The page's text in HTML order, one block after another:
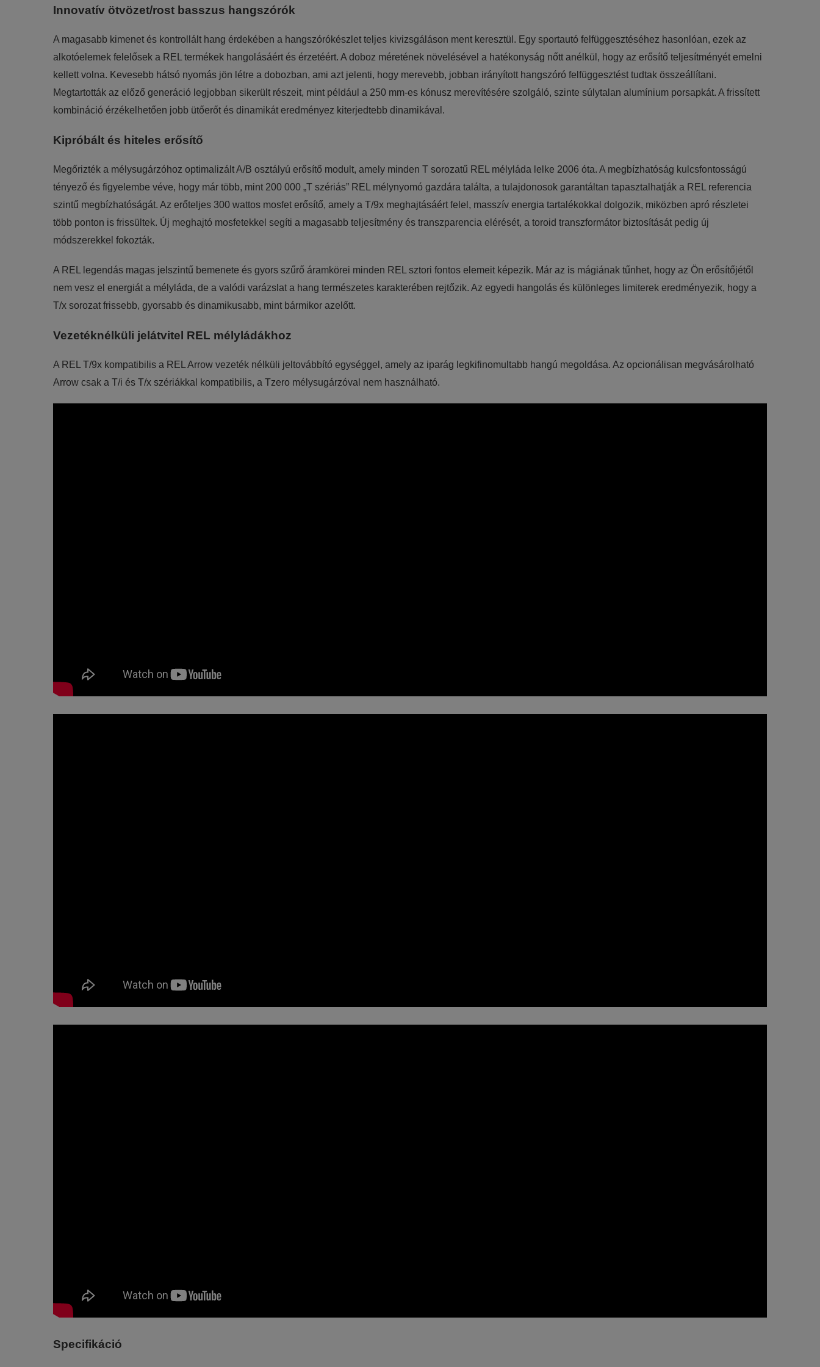
Innovatív ötvözet/rost basszus hangszórók
A magasabb kimenet és kontrollált hang érdekében a hangszórókészlet teljes kivizsgáláson ment keresztül. Egy sportautó felfüggesztéséhez hasonlóan, ezek az
alkotóelemek felelősek a REL termékek hangolásáért és érzetéért. A doboz méretének növelésével a hatékonyság nőtt anélkül, hogy az erősítő teljesítményét emelni
kellett volna. Kevesebb hátsó nyomás jön létre a dobozban, ami azt jelenti, hogy merevebb, jobban irányított hangszóró felfüggesztést tudtak összeállítani.
Megtartották az előző generáció legjobban sikerült részeit, mint például a 250 mm-es kónusz merevítésére szolgáló, szinte súlytalan alumínium porsapkát. A frissített
kombináció érzékelhetően jobb ütőerőt és dinamikát eredményez kiterjedtebb dinamikával.
Kipróbált és hiteles erősítő
Megőrizték a mélysugárzóhoz optimalizált A/B osztályú erősítő modult, amely minden T sorozatű REL mélyláda lelke 2006 óta. A megbízhatóság kulcsfontosságú
tényező és figyelembe véve, hogy már több, mint 200 000 „T szériás” REL mélynyomó gazdára találta, a tulajdonosok garantáltan tapasztalhatják a REL referencia
szintű megbízhatóságát. Az erőteljes 300 wattos mosfet erősítő, amely a T/9x meghajtásáért felel, masszív energia tartalékokkal dolgozik, miközben apró részletei
több ponton is frissültek. Új meghajtó mosfetekkel segíti a magasabb teljesítmény és transzparencia elérését, a toroid transzformátor biztosítását pedig új
módszerekkel fokozták.
A REL legendás magas jelszintű bemenete és gyors szűrő áramkörei minden REL sztori fontos elemeit képezik. Már az is mágiának tűnhet, hogy az Ön erősítőjétől
nem vesz el energiát a mélyláda, de a valódi varázslat a hang természetes karakterében rejtőzik. Az egyedi hangolás és különleges limiterek eredményezik, hogy a
T/x sorozat frissebb, gyorsabb és dinamikusabb, mint bármikor azelőtt.
Vezetéknélküli jelátvitel REL mélyládákhoz
A REL T/9x kompatibilis a REL Arrow vezeték nélküli jeltovábbító egységgel, amely az iparág legkifinomultabb hangú megoldása. Az opcionálisan megvásárolható
Arrow csak a T/i és T/x szériákkal kompatibilis, a Tzero mélysugárzóval nem használható.
Specifikáció